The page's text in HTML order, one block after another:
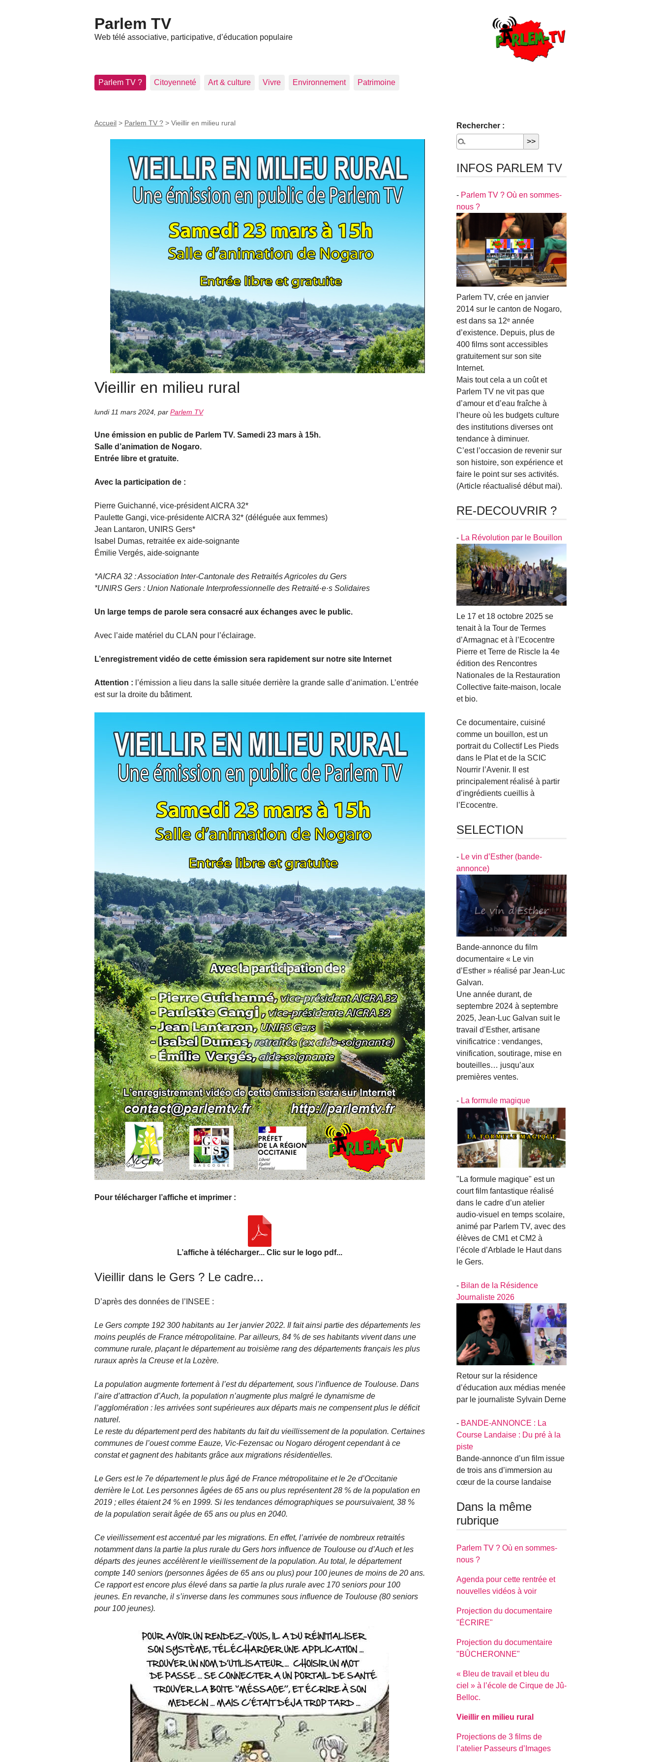
Parlem TV
Web télé associative, participative, d’éducation populaire
Parlem TV ? Citoyenneté Art & culture Vivre Environnement Patrimoine
Accueil > Parlem TV ? > Vieillir en milieu rural
Vieillir en milieu rural
lundi 11 mars 2024 par Parlem TV
Une émission en public de Parlem TV. Samedi 23 mars à 15h.
Salle d’animation de Nogaro.
Entrée libre et gratuite.
Avec la participation de :
Pierre Guichanné, vice-président AICRA 32*
Paulette Gangi, vice-présidente AICRA 32* (déléguée aux femmes)
Jean Lantaron, UNIRS Gers*
Isabel Dumas, retraitée ex aide-soignante
Émilie Vergés, aide-soignante
*AICRA 32 : Association Inter-Cantonale des Retraités Agricoles du Gers
*UNIRS Gers : Union Nationale Interprofessionnelle des Retraité·e·s Solidaires
Un large temps de parole sera consacré aux échanges avec le public.
Avec l’aide matériel du CLAN pour l’éclairage.
L’enregistrement vidéo de cette émission sera rapidement sur notre site Internet
Attention : l’émission a lieu dans la salle située derrière la grande salle d’animation. L’entrée
est sur la droite du bâtiment.
Pour télécharger l’affiche et imprimer :
L’affiche à télécharger... Clic sur le logo pdf...
Vieillir dans le Gers ? Le cadre...
D’après des données de l’INSEE :
Le Gers compte 192 300 habitants au 1er janvier 2022. Il fait ainsi partie des départements les
moins peuplés de France métropolitaine. Par ailleurs, 84 % de ses habitants vivent dans une
commune rurale, plaçant le département au troisième rang des départements français les plus
ruraux après la Creuse et la Lozère.
La population augmente fortement à l’est du département, sous l’influence de Toulouse. Dans
l’aire d’attraction d’Auch, la population n’augmente plus malgré le dynamisme de
l’agglomération : les arrivées sont supérieures aux départs mais ne compensent plus le déficit
naturel.
Le reste du département perd des habitants du fait du vieillissement de la population. Certaines
communes de l’ouest comme Eauze, Vic-Fezensac ou Nogaro dérogent cependant à ce
constat et gagnent des habitants grâce aux migrations résidentielles.
Le Gers est le 7e département le plus âgé de France métropolitaine et le 2e d’Occitanie
derrière le Lot. Les personnes âgées de 65 ans ou plus représentent 28 % de la population en
2019 ; elles étaient 24 % en 1999. Si les tendances démographiques se poursuivaient, 38 %
de la population serait âgée de 65 ans ou plus en 2040.
Ce vieillissement est accentué par les migrations. En effet, l’arrivée de nombreux retraités
notamment dans la partie la plus rurale du Gers hors influence de Toulouse ou d’Auch et les
départs des jeunes accélèrent le vieillissement de la population. Au total, le département
compte 140 seniors (personnes âgées de 65 ans ou plus) pour 100 jeunes de moins de 20 ans.
Ce rapport est encore plus élevé dans sa partie la plus rurale avec 170 seniors pour 100
jeunes. En revanche, il s’inverse dans les communes sous influence de Toulouse (80 seniors
pour 100 jeunes).
Rechercher :
INFOS PARLEM TV
- Parlem TV ? Où en sommes-
nous ?
Parlem TV, crée en janvier
2014 sur le canton de Nogaro,
est dans sa 12ᵉ année
d’existence. Depuis, plus de
400 films sont accessibles
gratuitement sur son site
Internet.
Mais tout cela a un coût et
Parlem TV ne vit pas que
d’amour et d’eau fraîche à
l’heure où les budgets culture
des institutions diverses ont
tendance à diminuer.
C’est l’occasion de revenir sur
son histoire, son expérience et
faire le point sur ses activités.
(Article réactualisé début mai).
RE-DECOUVRIR ?
- La Révolution par le Bouillon
Le 17 et 18 octobre 2025 se
tenait à la Tour de Termes
d’Armagnac et à l’Ecocentre
Pierre et Terre de Riscle la 4e
édition des Rencontres
Nationales de la Restauration
Collective faite-maison, locale
et bio.
Ce documentaire, cuisiné
comme un bouillon, est un
portrait du Collectif Les Pieds
dans le Plat et de la SCIC
Nourrir l’Avenir. Il est
principalement réalisé à partir
d’ingrédients cueillis à
l’Ecocentre.
SELECTION
- Le vin d’Esther (bande-
annonce)
Bande-annonce du film
documentaire « Le vin
d’Esther » réalisé par Jean-Luc
Galvan.
Une année durant, de
septembre 2024 à septembre
2025, Jean-Luc Galvan suit le
travail d’Esther, artisane
vinificatrice : vendanges,
vinification, soutirage, mise en
bouteilles… jusqu’aux
premières ventes.
- La formule magique
"La formule magique" est un
court film fantastique réalisé
dans le cadre d’un atelier
audio-visuel en temps scolaire,
animé par Parlem TV, avec des
élèves de CM1 et CM2 à
l’école d’Arblade le Haut dans
le Gers.
- Bilan de la Résidence
Journaliste 2026
Retour sur la résidence
d’éducation aux médias menée
par le journaliste Sylvain Derne
- BANDE-ANNONCE : La
Course Landaise : Du pré à la
piste
Bande-annonce d’un film issue
de trois ans d’immersion au
cœur de la course landaise
Dans la même
rubrique
Parlem TV ? Où en sommes-
nous ?
Agenda pour cette rentrée et
nouvelles vidéos à voir
Projection du documentaire
"ÉCRIRE"
Projection du documentaire
"BÛCHERONNE"
« Bleu de travail et bleu du
ciel » à l’école de Cirque de Jû-
Belloc.
Vieillir en milieu rural
Projections de 3 films de
l’atelier Passeurs d’Images